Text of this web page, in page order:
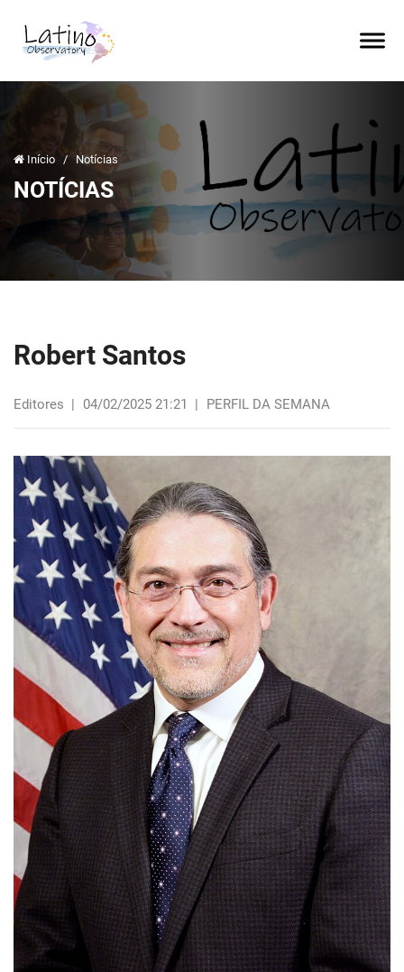
Início / Notícias
NOTÍCIAS
Robert Santos
Editores | 04/02/2025 21:21 | PERFIL DA SEMANA